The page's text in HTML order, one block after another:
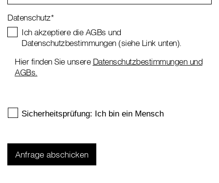
Datenschutz*
Ich akzeptiere die AGBs und
Datenschutzbestimmungen (siehe Link unten).
Hier finden Sie unsere Datenschutzbestimmungen und
AGBs.